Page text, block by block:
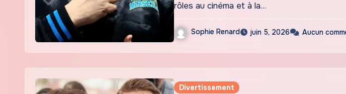
rôles au cinéma et à la…
Sophie Renard juin 5, 2026 Aucun
Divertissement